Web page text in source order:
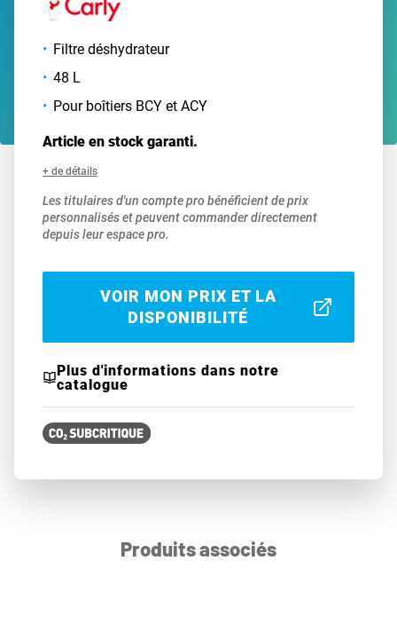
Filtre déshydrateur
48 L
Pour boîtiers BCY et ACY
Article en stock garanti.
+ de détails
Les titulaires d'un compte pro bénéficient de prix
personnalisés et peuvent commander directement
depuis leur espace pro.
VOIR MON PRIX ET LA
DISPONIBILITÉ
Plus d'informations dans notre
catalogue
Produits associés